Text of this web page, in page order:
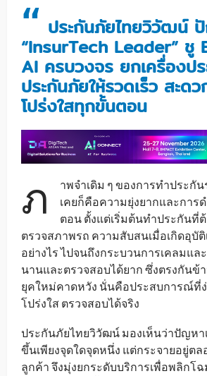
“ ประกันภัยไทยวิวัฒน์
“InsurTech Leader” ชู
AI ครบวงจร ยกเครื่องป
ประกันภัยให้รวดเร็ว สะด
โปร่งใสทุกขั้นตอน
ภ
าพจำเดิม ๆ ของการทำประ
เคยก็คือความยุ่งยากและการ
ตอน ตั้งแต่เริ่มต้นทำประกันที่
ตรวจสภาพรถ ความสับสนเมื่อเกิดอุบั
อย่างไร ไปจนถึงกระบวนการเคลมแล
นานและตรวจสอบได้ยาก ซึ่งตรงกันข้
ยุคใหม่คาดหวัง นั่นคือประสบการณ์ที่ง่
โปร่งใส ตรวจสอบได้จริง
ประกันภัยไทยวิวัฒน์ มองเห็นว่าปัญหา
ขึ้นเพียงจุดใดจุดหนึ่ง แต่กระจายอยู่ต
ลูกค้า จึงมุ่งยกระดับบริการเพื่อพลิกโ